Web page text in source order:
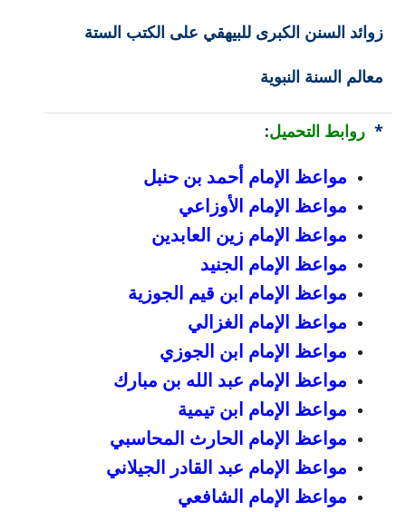
زوائد السنن الكبرى للبيهقي على الكتب الستة
معالم السنة النبوية
* روابط التحميل:
مواعظ الإمام أحمد بن حنبل
مواعظ الإمام الأوزاعي
مواعظ الإمام زين العابدين
مواعظ الإمام الجنيد
مواعظ الإمام ابن قيم الجوزية
مواعظ الإمام الغزالي
مواعظ الإمام ابن الجوزي
مواعظ الإمام عبد الله بن مبارك
مواعظ الإمام ابن تيمية
مواعظ الإمام الحارث المحاسبي
مواعظ الإمام عبد القادر الجيلاني
مواعظ الإمام الشافعي